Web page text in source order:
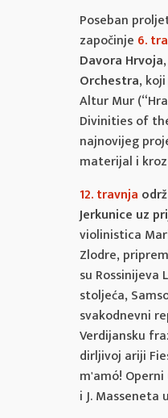
Poseban
započinje 6.
Davora Hrvoja
Orchestra,
Altur Mur
Divinities of
najnovijeg
materijal i
12. travnja
Jerkunice uz
violinistica
Zlodre,
su
stoljeća,
svakodnevni
Verdijansku
dirljivoj ariji
m'amó!
i J.